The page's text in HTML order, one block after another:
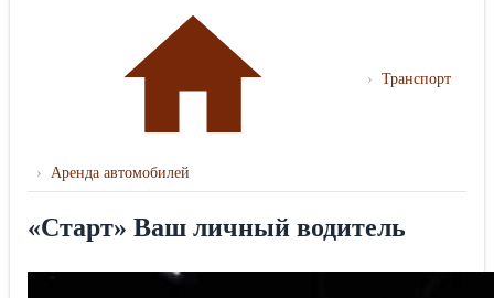
› Транспорт
› Аренда автомобилей
«Старт» Ваш личный водитель